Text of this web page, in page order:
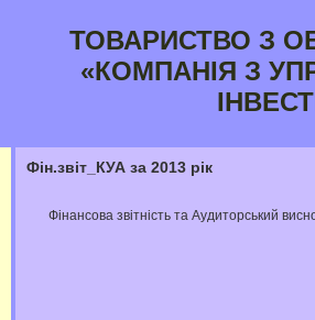
ТОВАРИСТВО З
«КОМПАНІЯ З
Фін.звіт_КУА за 2013 рік
Фінансова звітність та Аудиторський